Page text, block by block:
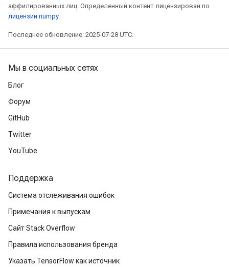
аффилированных лиц. Определенный контент лицензирован по
лицензии numpy.
Последнее обновление: 2025-07-28 UTC.
Мы в социальных сетях
Блог
Форум
GitHub
Twitter
YouTube
Поддержка
Система отслеживания ошибок
Примечания к выпускам
Сайт Stack Overflow
Правила использования бренда
Указать TensorFlow как источник